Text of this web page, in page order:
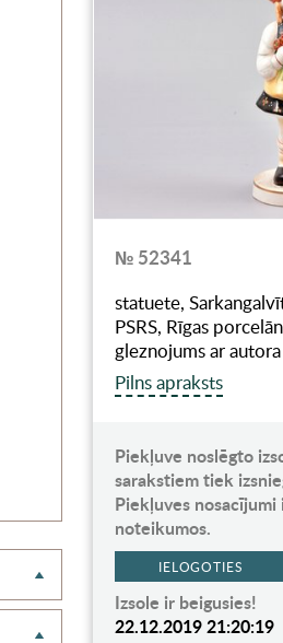
№ 52341
statuete,
PSRS, Rīgas
gleznojums ar
Pilns apraksts
Piekļuve noslēgto
sarakstiem tiek
Piekļuves
noteikumos.
IELOGOTIES
Izsole ir beigusies!
22.12.2019 21:20:19